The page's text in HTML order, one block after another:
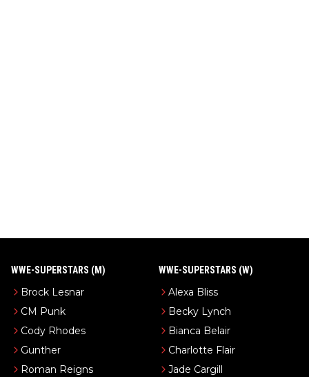
WWE-SUPERSTARS (M)
Brock Lesnar
CM Punk
Cody Rhodes
Gunther
Roman Reigns
WWE-SUPERSTARS (W)
Alexa Bliss
Becky Lynch
Bianca Belair
Charlotte Flair
Jade Cargill